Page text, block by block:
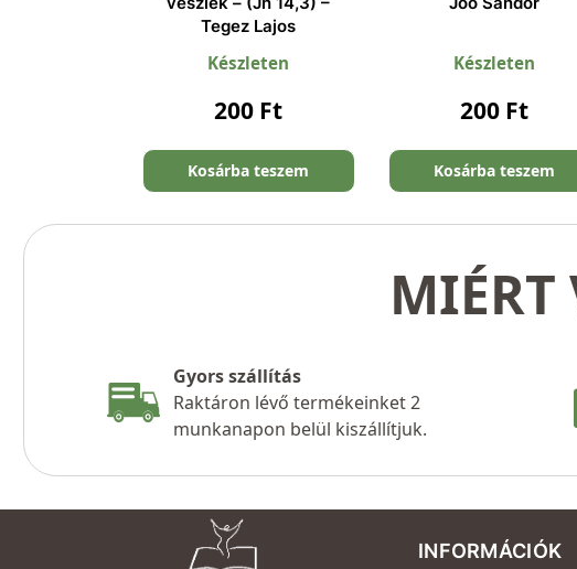
Tegez Lajos
Készleten
200 Ft
Kosárba teszem
Készleten
200 Ft
Kosárba teszem
MIÉRT
Gyors szállítás
Raktáron lévő termékeinket 2
munkanapon belül kiszállítjuk.
INFORMÁCIÓK